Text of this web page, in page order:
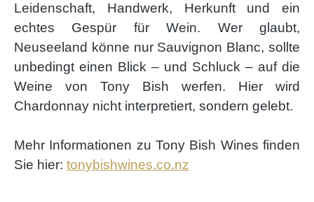
Leidenschaft, Handwerk, Herkunft und ein
echtes Gespür für Wein. Wer glaubt,
Neuseeland könne nur Sauvignon Blanc, sollte
unbedingt einen Blick – und Schluck – auf die
Weine von Tony Bish werfen. Hier wird
Chardonnay nicht interpretiert, sondern gelebt.
Mehr Informationen zu Tony Bish Wines finden
Sie hier: tonybishwines.co.nz